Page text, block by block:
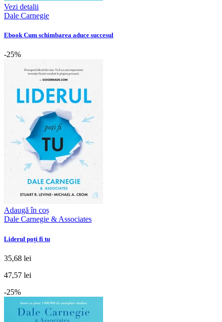
Vezi detalii
Dale Carnegie
Ebook Cum schimbarea aduce succesul
-25%
Adaugă în coș
Dale Carnegie & Associates
Liderul poți fi tu
35,68 lei
47,57 lei
-25%